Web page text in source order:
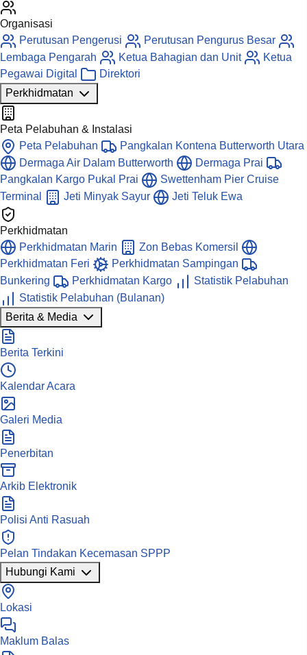
Organisasi
Perutusan Pengerusi
Perutusan Pengurus Besar
Lembaga Pengarah
Ketua Bahagian dan Unit
Ketua
Pegawai Digital
Direktori
Perkhidmatan
Peta Pelabuhan & Instalasi
Peta Pelabuhan
Pangkalan Kontena Butterworth Utara
Dermaga Air Dalam Butterworth
Dermaga Prai
Pangkalan Kargo Pukal Prai
Swettenham Pier Cruise
Terminal
Jeti Minyak Sayur Jeti Teluk Ewa
Perkhidmatan
Perkhidmatan Marin
Zon Bebas Komersil
Perkhidmatan Feri
Perkhidmatan Sampingan
Bunkering
Perkhidmatan Kargo
Statistik Pelabuhan
Statistik Pelabuhan (Bulanan)
Berita & Media
Berita Terkini
Kalendar Acara
Galeri Media
Penerbitan
Arkib Elektronik
Polisi Anti Rasuah
Pelan Tindakan Kecemasan SPPP
Hubungi Kami
Lokasi
Maklum Balas